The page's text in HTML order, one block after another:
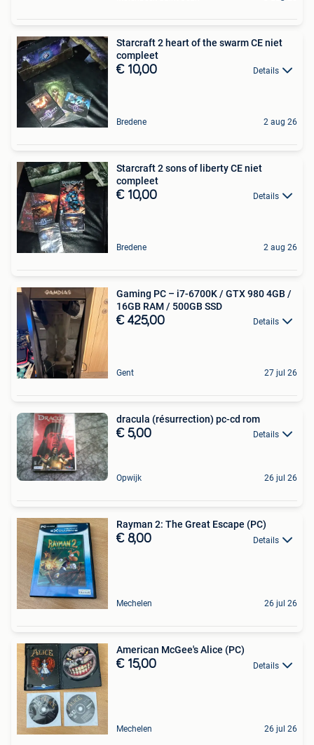
Starcraft 2 heart of the swarm CE niet
compleet
€ 10,00 Details
Bredene 2 aug 26
Starcraft 2 sons of liberty CE niet
compleet
€ 10,00 Details
Bredene 2 aug 26
Gaming PC – i7-6700K / GTX 980 4GB /
16GB RAM / 500GB SSD
€ 425,00 Details
Gent 27 jul 26
dracula (résurrection) pc-cd rom
€ 5,00 Details
Opwijk 26 jul 26
Rayman 2: The Great Escape (PC)
€ 8,00 Details
Mechelen 26 jul 26
American McGee's Alice (PC)
€ 15,00 Details
Mechelen 26 jul 26